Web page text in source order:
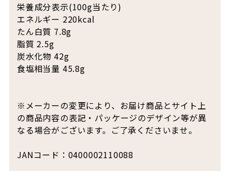
栄養成分表示(100g当たり)
エネルギー 220kcal
たん白質 7.8g
脂質 2.5g
炭水化物 42g
食塩相当量 45.8g
※メーカーの変更により、お届け商品とサイト上
の商品内容の表記・パッケージのデザイン等が異
なる場合がございます。ご了承くださいませ。
JANコード：0400002110088